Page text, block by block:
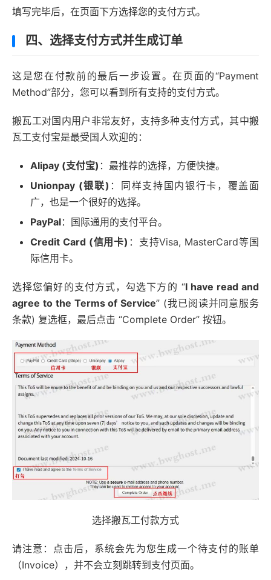
填写完毕后，在页面下方选择您的支付方式。
四、选择支付方式并生成订单
这是您在付款前的最后一步设置。在页面的“Payment
Method”部分，您可以看到所有支持的支付方式。
搬瓦工对国内用户非常友好，支持多种支付方式，其中搬
瓦工支付宝是最受国人欢迎的：
Alipay (支付宝) ：最推荐的选择，方便快捷。
Unionpay (银联) ：同样支持国内银行卡，覆盖面
广，也是一个很好的选择。
PayPal：国际通用的支付平台。
Credit Card (信用卡) ：支持Visa, MasterCard等国
际信用卡。
选择您偏好的支付方式，勾选下方的 “I have read and
agree to the Terms of Service” (我已阅读并同意服务
条款) 复选框，最后点击 “Complete Order” 按钮。
选择搬瓦工付款方式
请注意：点击后，系统会先为您生成一个待支付的账单
（Invoice），并不会立刻跳转到支付页面。